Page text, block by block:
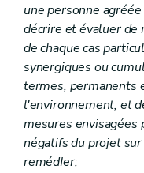
Art. D99
Art. D100
Art. D101
Art. D102
Art. D103
Titre V Évaluation
Chapitre
Art. D104
Chapitre II
Section
une personne
décrire et évaluer de
de chaque cas
synergiques ou
termes, permanents
l'environnement, et
mesures
négatifs du projet
remédIer;